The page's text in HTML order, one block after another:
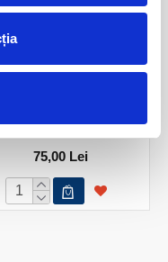
mineral unicat m13
75,00 Lei